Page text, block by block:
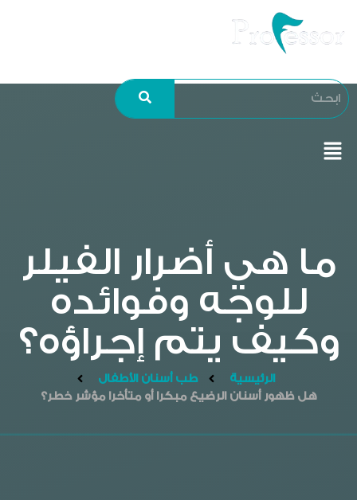
ما هي أضرار الفيلر
للوجه وفوائده
وكيف يتم إجراؤه؟
الرئيسية
طب أسنان الأطفال
هل ظهور أسنان الرضيع مبكرا أو متأخرا مؤشر خطر؟